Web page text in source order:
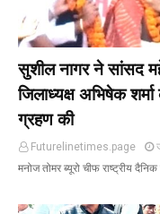
सुशील नागर ने सांसद
जिलाध्यक्ष अभिषेक
ग्रहण की
Futurelinetimes.page
मनोज तोमर ब्यूरो चीफ राष्ट्रीय